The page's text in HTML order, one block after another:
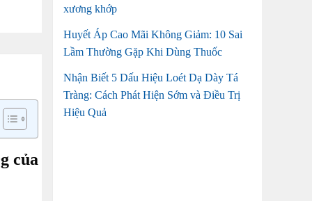
xương khớp
Huyết Áp Cao Mãi Không Giảm: 10 Sai
Lầm Thường Gặp Khi Dùng Thuốc
Nhận Biết 5 Dấu Hiệu Loét Dạ Dày Tá
Tràng: Cách Phát Hiện Sớm và Điều Trị
Hiệu Quả
của